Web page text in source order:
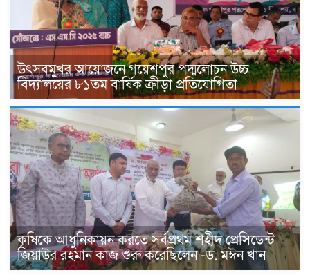
উৎসবমুখর আয়োজনে গয়েশপুর পদ্মলোচন উচ্চ
বিদ্যালয়ের ৮১তম বার্ষিক ক্রীড়া প্রতিযোগিতা
কৃষিকে আধুনিকায়ন করতে সর্বপ্রথম শহীদ প্রেসিডেন্ট
জিয়াউর রহমান কাজ শুরু করেছিলেন -ড. মঈন খান